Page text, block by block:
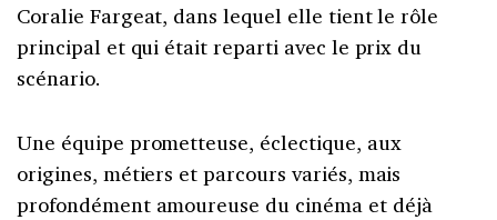
Coralie Fargeat, dans lequel elle tient le rôle
principal et qui était reparti avec le prix du
scénario.
Une équipe prometteuse, éclectique, aux
origines, métiers et parcours variés, mais
profondément amoureuse du cinéma et déjà